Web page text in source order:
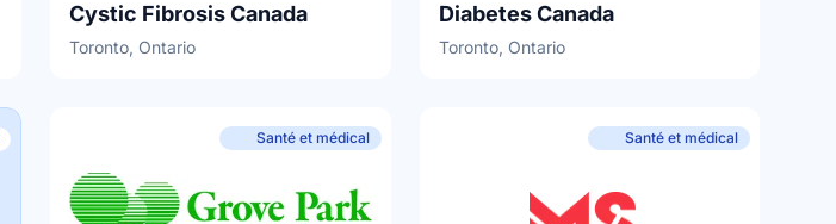
Cystic Fibrosis Canada
Toronto, Ontario
Diabetes Canada
Toronto, Ontario
Santé et médical Santé et médical